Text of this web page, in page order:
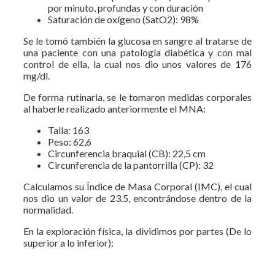
por minuto, profundas y con duración
Saturación de oxígeno (SatO2): 98%
Se le tomó también la glucosa en sangre al tratarse de
una paciente con una patología diabética y con mal
control de ella, la cual nos dio unos valores de 176
mg/dl.
De forma rutinaria, se le tomaron medidas corporales
al haberle realizado anteriormente el MNA:
Talla: 163
Peso: 62,6
Circunferencia braquial (CB): 22,5 cm
Circunferencia de la pantorrilla (CP): 32
Calculamos su Índice de Masa Corporal (IMC), el cual
nos dio un valor de 23.5, encontrándose dentro de la
normalidad.
En la exploración física, la dividimos por partes (De lo
superior a lo inferior):